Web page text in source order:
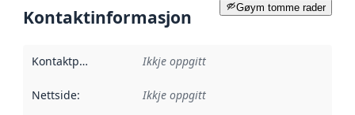
Gøym tomme rader
Kontaktinformasjon
Kontaktpunkt Ikkje oppgitt
Nettside: Ikkje oppgitt